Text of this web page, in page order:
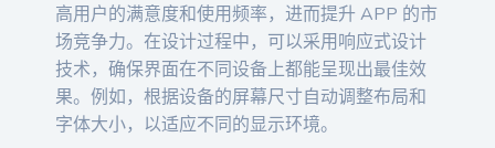
高用户的满意度和使用频率，进而提升 APP 的市
场竞争力。在设计过程中，可以采用响应式设计
技术，确保界面在不同设备上都能呈现出最佳效
果。例如，根据设备的屏幕尺寸自动调整布局和
字体大小，以适应不同的显示环境。